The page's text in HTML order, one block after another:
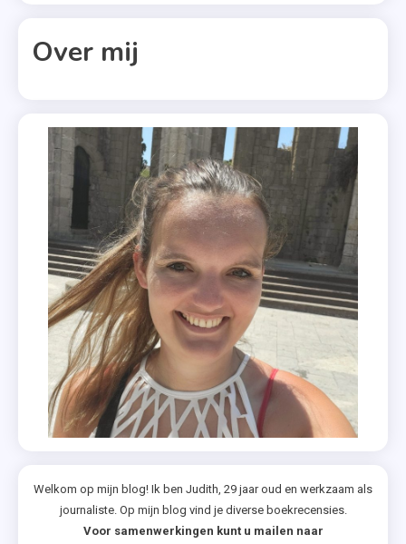
Over mij
Welkom op mijn blog! Ik ben Judith, 29 jaar oud en werkzaam als
journaliste. Op mijn blog vind je diverse boekrecensies.
Voor samenwerkingen kunt u mailen naar